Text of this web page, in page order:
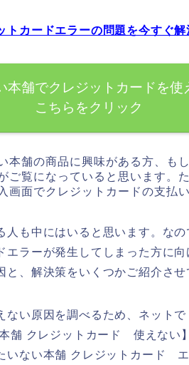
トカードエラーの問題を今すぐ
本舗でクレジットカードを使
こちらをクリック
本舗の商品に興味がある方、も
ご覧になっていると思います。
画面でクレジットカードの支払
人も中にはいると思います。な
エラーが発生してしまった方に
と、解決策をいくつかご紹介させ
ない原因を調べるため、ネット
舗 クレジットカード 使えない
ない本舗 クレジットカード